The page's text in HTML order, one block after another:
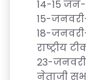
14-15 जन
15-जनवरी
18-जनवरी
राष्ट्रीय
23-जनवरी
नेताजी